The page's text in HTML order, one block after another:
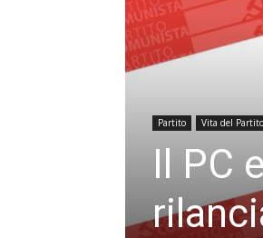
Partito Vita del Partito
Il PC